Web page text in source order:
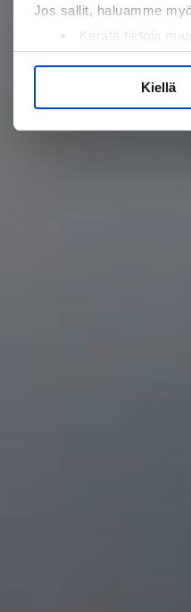
Jos sallit, haluamme
Kerätä tietoja
Tunnistaa
Lue lisää siitä, miten
suostumustasi tai
Kiellä